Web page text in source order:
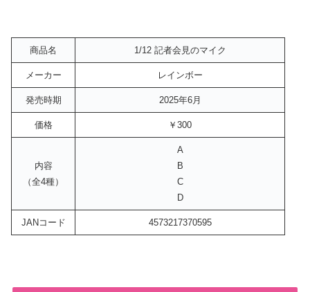
商品名 1/12 記者会見のマイク
メーカー レインボー
発売時期 2025年6月
価格 ￥300
内容
（全4種）
A
B
C
D
JANコード 4573217370595